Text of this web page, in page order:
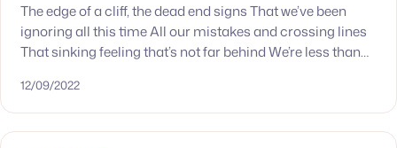
The edge of a cliff, the dead end signs That we’ve been
ignoring all this time All our mistakes and crossing lines
That sinking feeling that’s not far behind We’re less than…
12/09/2022